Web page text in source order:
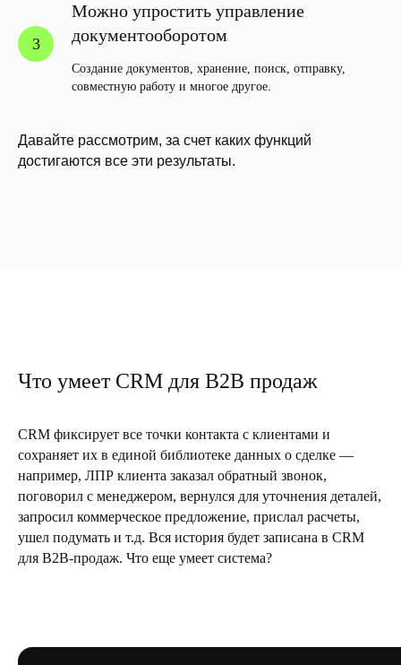
Можно упростить управление
документооборотом
Создание документов, хранение, поиск, отправку,
совместную работу и многое другое.
Давайте рассмотрим, за счет каких функций
достигаются все эти результаты.
Что умеет CRM для B2B продаж
CRM фиксирует все точки контакта с клиентами и
сохраняет их в единой библиотеке данных о сделке —
например, ЛПР клиента заказал обратный звонок,
поговорил с менеджером, вернулся для уточнения деталей,
запросил коммерческое предложение, прислал расчеты,
ушел подумать и т.д. Вся история будет записана в CRM
для B2B-продаж. Что еще умеет система?